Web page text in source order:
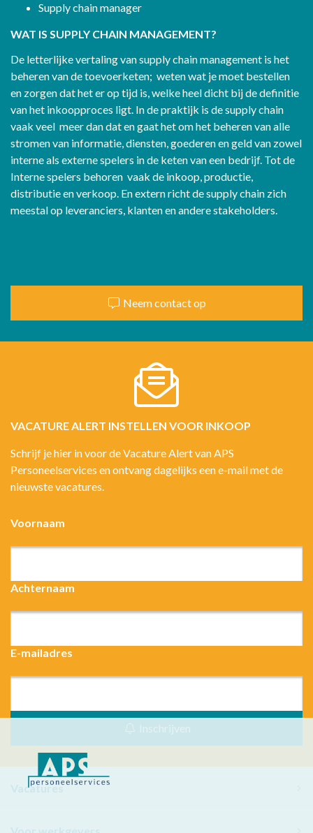
Supply chain manager
WAT IS SUPPLY CHAIN MANAGEMENT?
De letterlijke vertaling van supply chain management is het
beheren van de toevoerketen; weten wat je moet bestellen
en zorgen dat het er op tijd is, welke heel dicht bij de definitie
van het inkoopproces ligt. In de praktijk is de supply chain
vaak veel meer dan dat en gaat het om het beheren van alle
stromen van informatie, diensten, goederen en geld van zowel
interne als externe spelers in de keten van een bedrijf. Tot de
Interne spelers behoren vaak de inkoop, productie,
distributie en verkoop. En extern richt de supply chain zich
meestal op leveranciers, klanten en andere stakeholders.
Neem contact op
VACATURE ALERT INSTELLEN VOOR INKOOP
Schrijf je hier in voor de Vacature Alert van APS
Personeelservices en ontvang dagelijks een e-mail met de
nieuwste vacatures.
Voornaam
Achternaam
E-mailadres
Inschrijven
Vacatures